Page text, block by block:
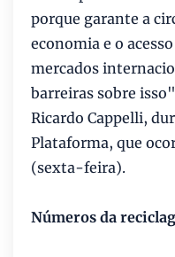
porque garante a
economia e o
mercados
barreiras sobre
Ricardo Cappelli,
Plataforma, que
(sexta-feira).
Números da